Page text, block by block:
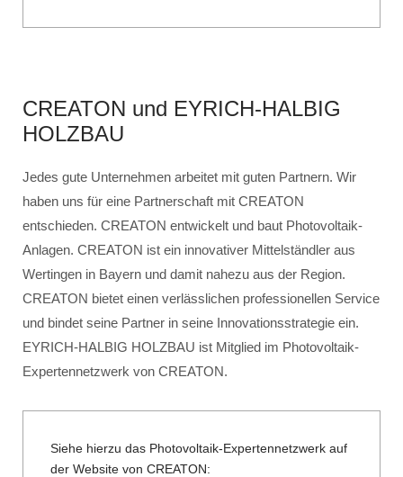
CREATON und EYRICH-HALBIG
HOLZBAU
Jedes gute Unternehmen arbeitet mit guten Partnern. Wir
haben uns für eine Partnerschaft mit CREATON
entschieden. CREATON entwickelt und baut Photovoltaik-
Anlagen. CREATON ist ein innovativer Mittelständler aus
Wertingen in Bayern und damit nahezu aus der Region.
CREATON bietet einen verlässlichen professionellen Service
und bindet seine Partner in seine Innovationsstrategie ein.
EYRICH-HALBIG HOLZBAU ist Mitglied im Photovoltaik-
Expertennetzwerk von CREATON.
Siehe hierzu das Photovoltaik-Expertennetzwerk auf
der Website von CREATON: